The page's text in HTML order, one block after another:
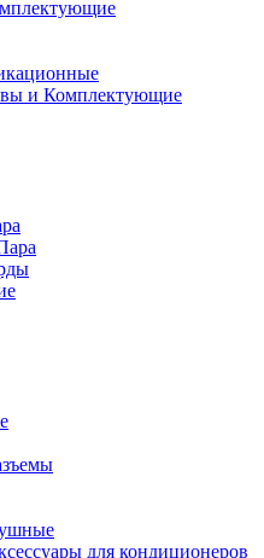
и Комплектующие
для кондиционеров